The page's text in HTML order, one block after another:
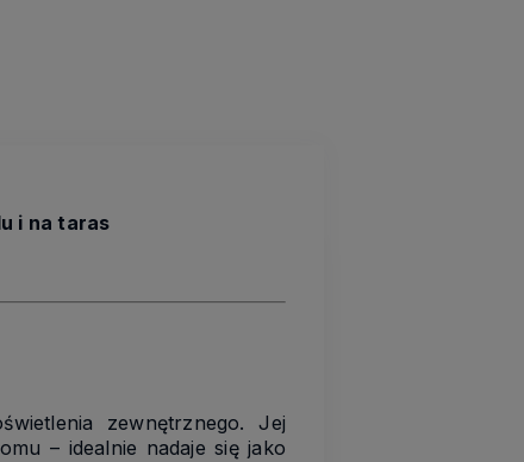
i na taras
zewnętrznego. Jej
– idealnie nadaje się jako